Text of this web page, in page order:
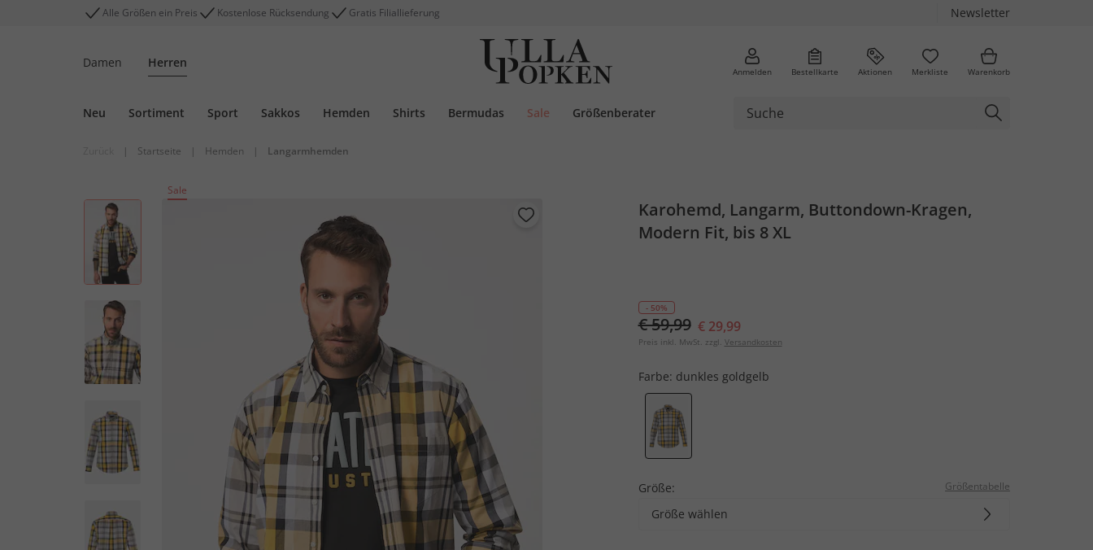
Alle Größen ein Preis Kostenlose Rücksendung Gratis Filiallieferung Newsletter
Damen Herren
Anmelden Bestellkarte Aktionen Merkliste Warenkorb
Neu Sortiment Sport Sakkos Hemden Shirts Bermudas Sale Größenberater
| Startseite | Hemden | Langarmhemden
Sale
Karohemd, Langarm, Buttondown-Kragen,
Modern Fit, bis 8 XL
- 50%
€ 59,99 € 29,99
Preis inkl. MwSt. zzgl. Versandkosten
Farbe: dunkles goldgelb
Größe: Größentabelle
Größe wählen